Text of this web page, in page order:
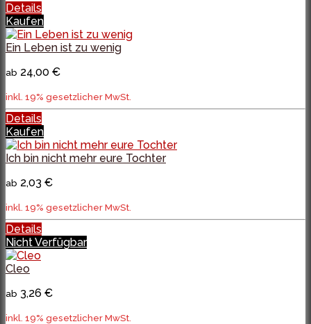
Details
Kaufen
Ein Leben ist zu wenig
ab 24,00 €
inkl. 19% gesetzlicher MwSt.
Details
Kaufen
Ich bin nicht mehr eure Tochter
ab 2,03 €
inkl. 19% gesetzlicher MwSt.
Details
Nicht Verfügbar
Cleo
ab 3,26 €
inkl. 19% gesetzlicher MwSt.